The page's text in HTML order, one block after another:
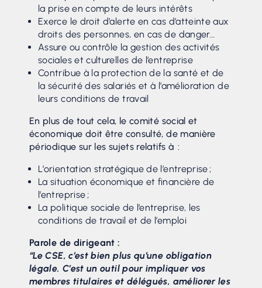
la prise en compte de leurs intérêts
Exerce le droit d’alerte en cas d’atteinte aux
droits des personnes, en cas de danger…
Assure ou contrôle la gestion des activités
sociales et culturelles de l’entreprise
Contribue à la protection de la santé et de
la sécurité des salariés et à l’amélioration de
leurs conditions de travail
En plus de tout cela, le comité social et
économique doit être consulté, de manière
périodique sur les sujets relatifs à :
L’orientation stratégique de l’entreprise ;
La situation économique et financière de
l’entreprise ;
La politique sociale de l’entreprise, les
conditions de travail et de l’emploi
Parole de dirigeant :
“Le CSE, c’est bien plus qu’une obligation
légale. C’est un outil pour impliquer vos
membres titulaires et délégués, améliorer les